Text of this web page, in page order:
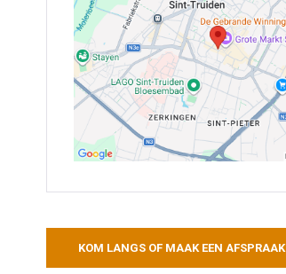
KOM LANGS OF MAAK EEN AFSPRAAK